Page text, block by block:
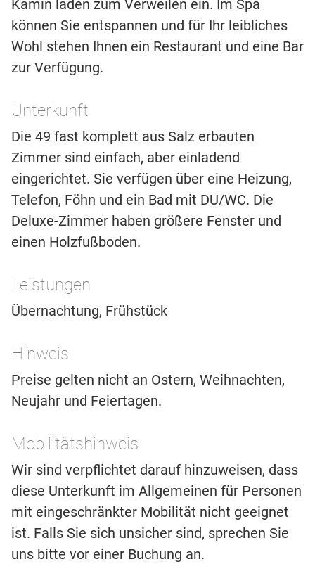
Kamin laden zum Verweilen ein. Im Spa
können Sie entspannen und für Ihr leibliches
Wohl stehen Ihnen ein Restaurant und eine Bar
zur Verfügung.
Unterkunft
Die 49 fast komplett aus Salz erbauten
Zimmer sind einfach, aber einladend
eingerichtet. Sie verfügen über eine Heizung,
Telefon, Föhn und ein Bad mit DU/WC. Die
Deluxe-Zimmer haben größere Fenster und
einen Holzfußboden.
Leistungen
Übernachtung, Frühstück
Hinweis
Preise gelten nicht an Ostern, Weihnachten,
Neujahr und Feiertagen.
Mobilitätshinweis
Wir sind verpflichtet darauf hinzuweisen, dass
diese Unterkunft im Allgemeinen für Personen
mit eingeschränkter Mobilität nicht geeignet
ist. Falls Sie sich unsicher sind, sprechen Sie
uns bitte vor einer Buchung an.